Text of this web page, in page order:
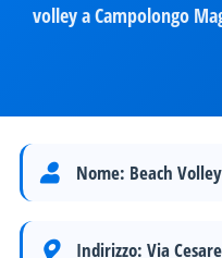
volley a Campolongo
Nome: Beach
Indirizzo: Via